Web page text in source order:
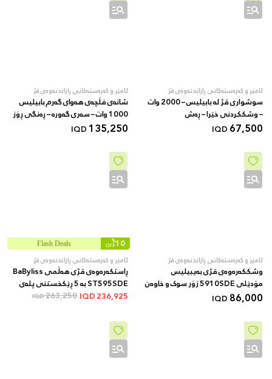
ئامێر و کەرەستەکانی ڕازاندنەوەی قژ
سوشواری قژ لە بابیلیس – 2000 وات
– وشککردنی خێرا – ڕەش
67,500
IQD
ئامێر و کەرەستەکانی ڕازاندنەوەی قژ
شانەی فڵچەی هەوای گەرم بابیلیس
1000 وات – سەری گەورە – ڕەنگی ڕۆز
گۆڵد
135,250
IQD
ئامێر و کەرەستەکانی ڕازاندنەوەی قژ
وشککەرەوەی قژی بەیبیلیس
مۆدێلی 5910SDE زۆر سوک و خاوەن
خۆڵەمێشی
86,000
IQD
10
%
OFF
Flash Deals
ئامێر و کەرەستەکانی ڕازاندنەوەی قژ
ڕاستکەرەوەی قژی هەڵمی BaByliss
ST595SDE بە 5 ڕێکخستنی پلەی
گەرمی، سیرامیک، زیو
236,925
263,250
IQD